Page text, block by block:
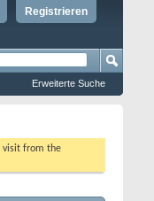
Registrieren
Erweiterte Suche
visit from the